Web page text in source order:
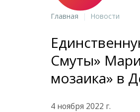
Главная Новости
Смуты»
мозаика» в
4 ноября 2022 г.